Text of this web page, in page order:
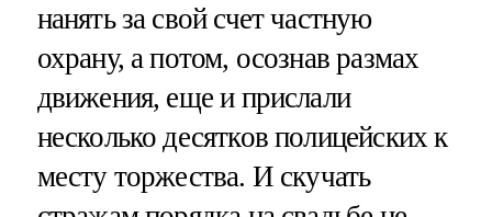
нанять за свой счет частную
охрану, а потом, осознав размах
движения, еще и прислали
несколько десятков полицейских к
месту торжества. И скучать